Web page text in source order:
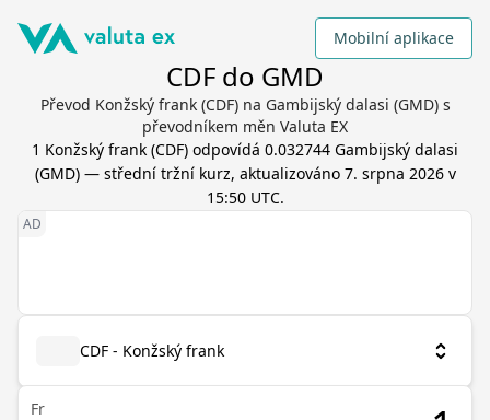
Mobilní aplikace
CDF do GMD
Převod Konžský frank (CDF) na Gambijský dalasi (GMD) s
převodníkem měn Valuta EX
1 Konžský frank (CDF) odpovídá 0.032744 Gambijský dalasi
(GMD) — střední tržní kurz, aktualizováno 7. srpna 2026 v
15:50 UTC.
CDF - Konžský frank
Fr